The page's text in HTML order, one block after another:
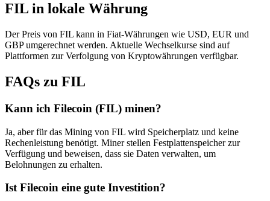
FIL in lokale Währung
Der Preis von FIL kann in Fiat-Währungen wie USD, EUR und
GBP umgerechnet werden. Aktuelle Wechselkurse sind auf
Plattformen zur Verfolgung von Kryptowährungen verfügbar.
FAQs zu FIL
Kann ich Filecoin (FIL) minen?
Ja, aber für das Mining von FIL wird Speicherplatz und keine
Rechenleistung benötigt. Miner stellen Festplattenspeicher zur
Verfügung und beweisen, dass sie Daten verwalten, um
Belohnungen zu erhalten.
Ist Filecoin eine gute Investition?